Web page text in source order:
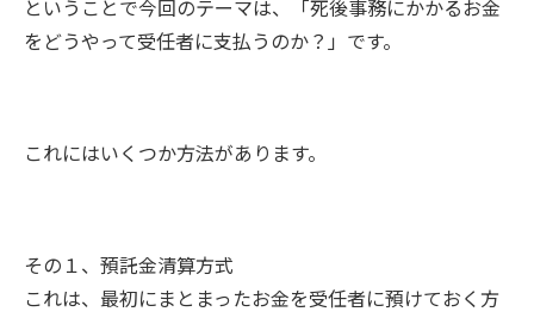
ということで今回のテーマは、「死後事務にかかるお金
をどうやって受任者に支払うのか？」です。
これにはいくつか方法があります。
その１、預託金清算方式
これは、最初にまとまったお金を受任者に預けておく方